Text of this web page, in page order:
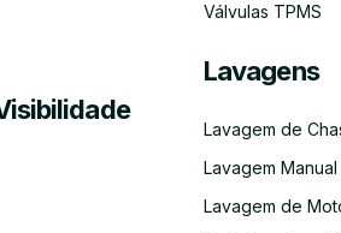
Válvulas TPMS
Lavagens
Lavagem de
Lavagem
Lavagem de
LubrificaçãoInspeção
Automóvel
Escovas
Limpa
Para-
Brisas
Filtros